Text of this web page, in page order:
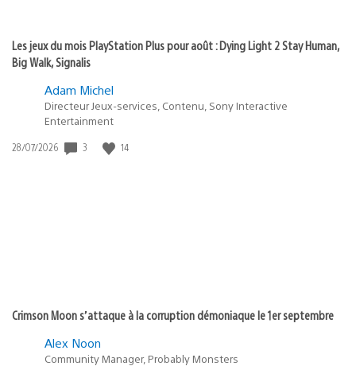
Les jeux du mois PlayStation Plus pour août : Dying Light 2 Stay Human,
Big Walk, Signalis
Adam Michel
Directeur Jeux-services, Contenu, Sony Interactive
Entertainment
Date
28/07/2026 3 14
Crimson Moon s’attaque à la corruption démoniaque le 1er septembre
Alex Noon
Community Manager, Probably Monsters